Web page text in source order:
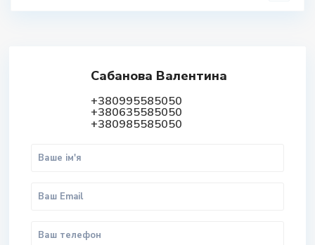
Сабанова Валентина
+380995585050
+380635585050
+380985585050